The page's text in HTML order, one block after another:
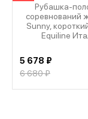
Рубашка-
соревнований
Sunny,
Equiline
5 678 ₽
6 680 ₽